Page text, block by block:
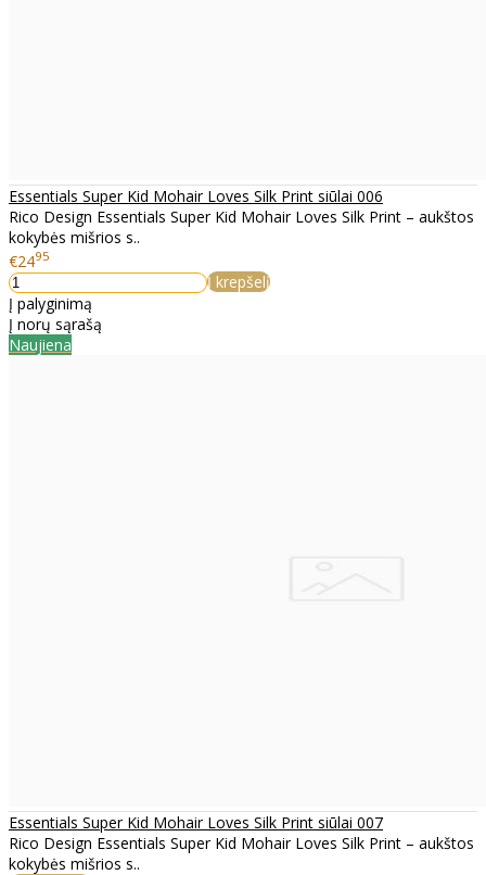
Essentials Super Kid Mohair Loves Silk Print siūlai 006
Rico Design Essentials Super Kid Mohair Loves Silk Print – aukštos
kokybės mišrios s..
€2495
Į krepšelį
Į palyginimą
Į norų sąrašą
Naujiena
Essentials Super Kid Mohair Loves Silk Print siūlai 007
Rico Design Essentials Super Kid Mohair Loves Silk Print – aukštos
kokybės mišrios s..